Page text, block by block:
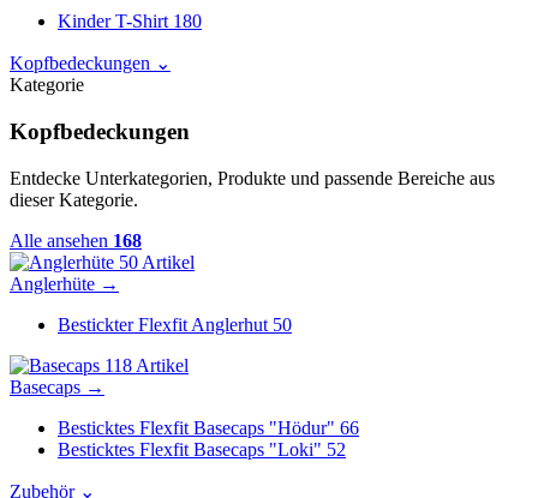
Kinder T-Shirt 180
Kopfbedeckungen ⌄
Kategorie
Kopfbedeckungen
Entdecke Unterkategorien, Produkte und passende Bereiche aus
dieser Kategorie.
Alle ansehen 168
50 Artikel
Anglerhüte →
Bestickter Flexfit Anglerhut 50
118 Artikel
Basecaps →
Besticktes Flexfit Basecaps "Hödur" 66
Besticktes Flexfit Basecaps "Loki" 52
Zubehör ⌄